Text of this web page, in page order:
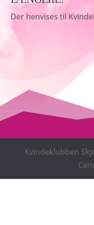
Der henvises til
Kvindeklubben